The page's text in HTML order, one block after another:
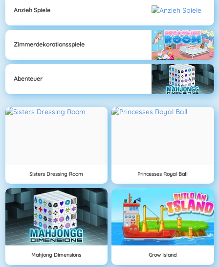
Anzieh Spiele
Zimmerdekorationsspiele
Abenteuer
Sisters Dressing Room Princesses Royal Ball
Mahjong Dimensions Grow Island